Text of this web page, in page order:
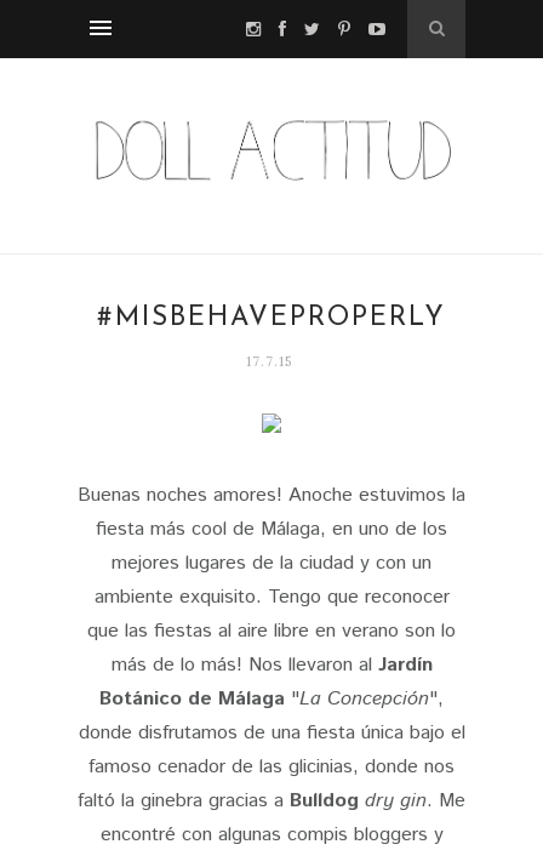
#MISBEHAVEPROPERLY
17.7.15
Buenas noches amores! Anoche estuvimos la
fiesta más cool de Málaga, en uno de los
mejores lugares de la ciudad y con un
ambiente exquisito. Tengo que reconocer
que las fiestas al aire libre en verano son lo
más de lo más! Nos llevaron al Jardín
Botánico de Málaga "La Concepción",
donde disfrutamos de una fiesta única bajo el
famoso cenador de las glicinias, donde nos
faltó la ginebra gracias a Bulldog dry gin. Me
encontré con algunas compis bloggers y